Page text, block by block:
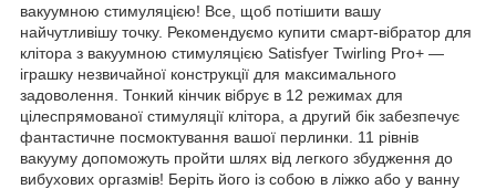
вакуумною стимуляцією! Все, щоб потішити вашу
найчутливішу точку. Рекомендуємо купити смарт-вібратор для
клітора з вакуумною стимуляцією Satisfyer Twirling Pro+ —
іграшку незвичайної конструкції для максимального
задоволення. Тонкий кінчик вібрує в 12 режимах для
цілеспрямованої стимуляції клітора, а другий бік забезпечує
фантастичне посмоктування вашої перлинки. 11 рівнів
вакууму допоможуть пройти шлях від легкого збудження до
вибухових оргазмів! Беріть його із собою в ліжко або у ванну